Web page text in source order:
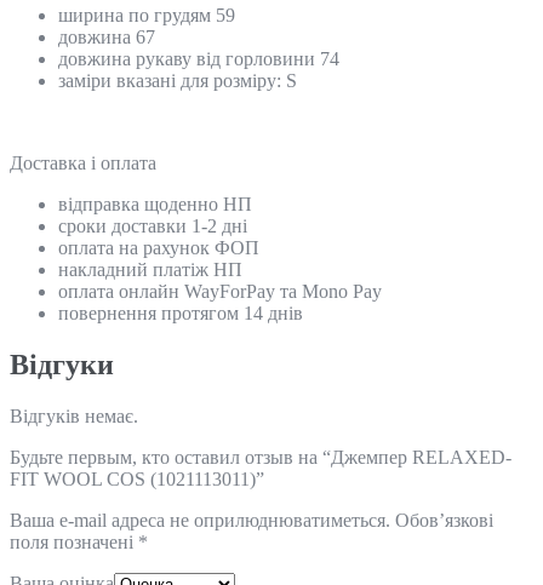
ширина по грудям 59
довжина 67
довжина рукаву від горловини 74
заміри вказані для розміру: S
Доставка і оплата
відправка щоденно НП
сроки доставки 1-2 дні
оплата на рахунок ФОП
накладний платіж НП
оплата онлайн WayForPay та Mono Pay
повернення протягом 14 днів
Відгуки
Відгуків немає.
Будьте первым, кто оставил отзыв на “Джемпер RELAXED-
FIT WOOL COS (1021113011)”
Ваша e-mail адреса не оприлюднюватиметься. Обов’язкові
поля позначені *